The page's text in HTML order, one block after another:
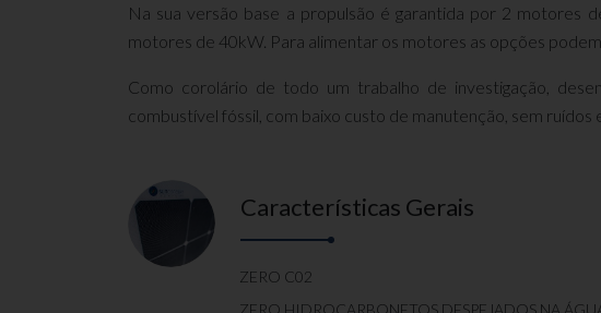
Na sua versão base a propulsão é garantida por 2 motores
motores de 40kW. Para alimentar os motores as opções
Como corolário de todo um trabalho de investigação,
combustível fóssil, com baixo custo de manutenção, sem ruídos
Características Gerais
ZERO C02
ZERO HIDROCARBONETOS DESPEJADOS NA